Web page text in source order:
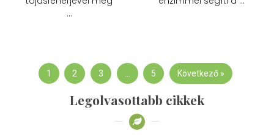
…
1 2 3 … 5 Következő »
Legolvasottabb cikkek